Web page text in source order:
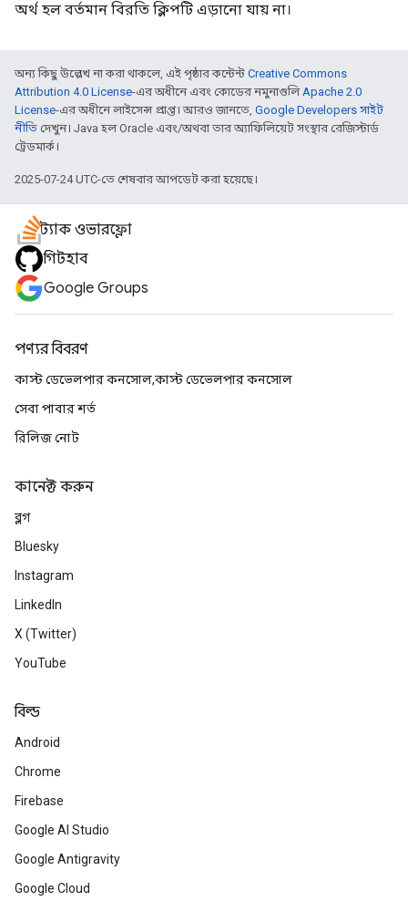
অর্থ হল বর্তমান বিরতি ক্লিপটি এড়ানো যায় না।
অন্য কিছু উল্লেখ না করা থাকলে, এই পৃষ্ঠার কন্টেন্ট Creative Commons
Attribution 4.0 License-এর অধীনে এবং কোডের নমুনাগুলিApache 2.0
License-এর অধীনে লাইসেন্স প্রাপ্ত। আরও জানতে, Google Developers সাইট
নীতি দেখুন। Java হল Oracle এবং/অথবা তার অ্যাফিলিয়েট সংস্থার রেজিস্টার্ড
ট্রেডমার্ক।
2025-07-24 UTC-তে শেষবার আপডেট করা হয়েছে।
স্ট্যাক ওভারফ্লো
গিটহাব
Google Groups
পণ্যর বিবরণ
কাস্ট ডেভেলপার কনসোল,কাস্ট ডেভেলপার কনসোল
সেবা পাবার শর্ত
রিলিজ নোট
কানেক্ট করুন
ব্লগ
Bluesky
Instagram
LinkedIn
X (Twitter)
YouTube
বিল্ড
Android
Chrome
Firebase
Google AI Studio
Google Antigravity
Google Cloud